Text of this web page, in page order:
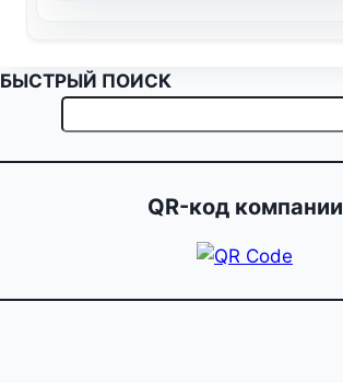
БЫСТРЫЙ ПОИСК
QR-код компании